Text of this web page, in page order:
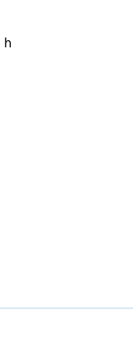
h